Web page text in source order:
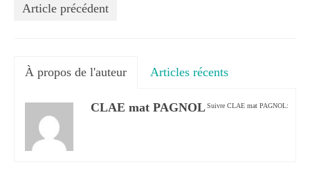
Article précédent
À propos de l'auteur Articles récents
Suivre CLAE mat PAGNOL:
CLAE mat PAGNOL